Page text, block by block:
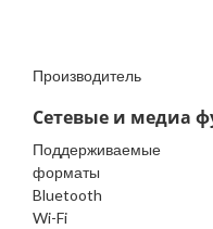
Производитель
Сетевые и медиа
Поддерживаемые
форматы
Bluetooth
Wi-Fi